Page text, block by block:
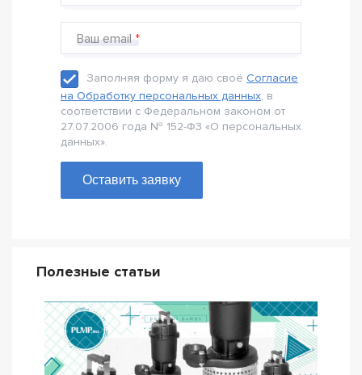
Ваш email
Заполняя форму я даю своё Согласие
на Обработку персональных данных, в
соответствии с Федеральном законом от
27.07.2006 года № 152-Ф3 «О персональных
данных».
Оставить заявку
Полезные статьи